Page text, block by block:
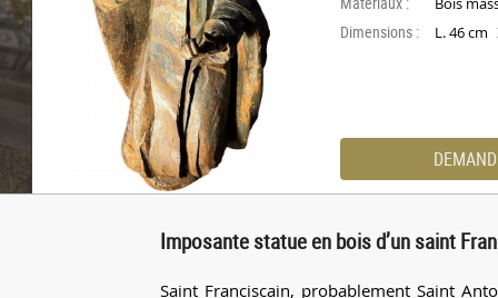
Dimensions : L. 46 cm
Imposante statue en bois d’un saint
Saint Franciscain, probablement Saint